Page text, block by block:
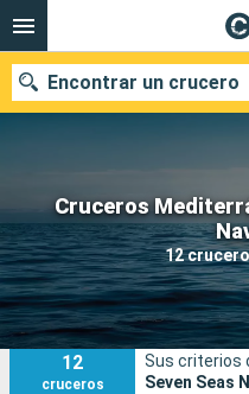
Cruceros
12
Encontrar un crucero
Nuestros destinos
Fecha de salida
Puertos
12
cruceros
Sus criterios
Seven Seas